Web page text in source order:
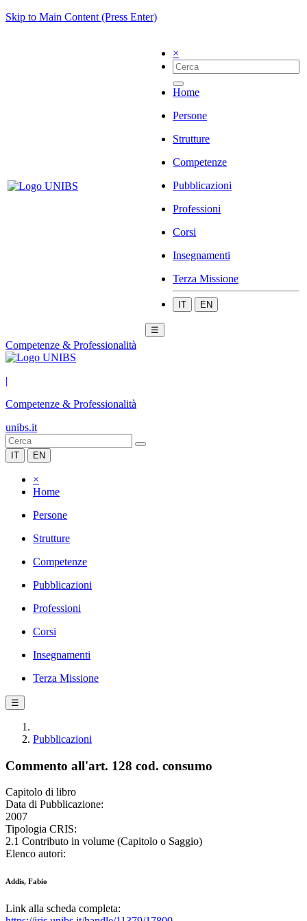
Skip to Main Content (Press Enter)
×
Home
Persone
Strutture
Competenze
Pubblicazioni
Professioni
Corsi
Insegnamenti
Terza Missione
IT EN
☰
Competenze & Professionalità
|
Competenze & Professionalità
unibs.it
IT EN
×
Home
Persone
Strutture
Competenze
Pubblicazioni
Professioni
Corsi
Insegnamenti
Terza Missione
☰
Pubblicazioni
Commento all'art. 128 cod. consumo
Capitolo di libro
Data di Pubblicazione:
2007
Tipologia CRIS:
2.1 Contributo in volume (Capitolo o Saggio)
Elenco autori:
Addis, Fabio
Link alla scheda completa: